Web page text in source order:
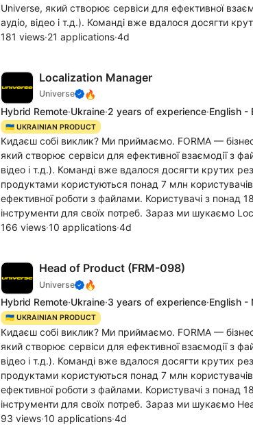
Universe, який створює сервіси для ефективної
аудіо, відео і т.д.). Команді вже вдалося досягти
181 views·21 applications·4d
Localization Manager
Universe 🔥
Hybrid Remote·Ukraine·2 years of experience·English -
🇺🇦 UKRAINIAN PRODUCT
Кидаєш собі виклик? Ми приймаємо. FORMA —
який створює сервіси для ефективної взаємодії з
відео і т.д.). Команді вже вдалося досягти крутих
продуктами користуються понад 7 млн
ефективної роботи з файлами. Користувачі з понад
інструменти для своїх потреб. Зараз ми шукаємо
166 views·10 applications·4d
Head of Product (FRM-098)
Universe
🔥
Hybrid Remote·Ukraine·3 years of experience·English -
🇺🇦 UKRAINIAN PRODUCT
Кидаєш собі виклик? Ми приймаємо. FORMA —
який створює сервіси для ефективної взаємодії з
відео і т.д.). Команді вже вдалося досягти крутих
продуктами користуються понад 7 млн
ефективної роботи з файлами. Користувачі з понад
інструменти для своїх потреб. Зараз ми шукаємо
93 views·10 applications·4d